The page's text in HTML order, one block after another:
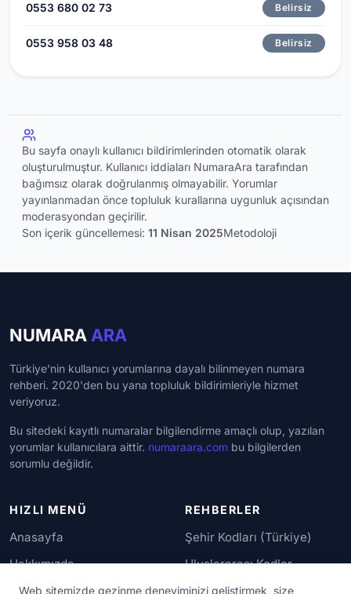
Web sitemizde gezinme deneyiminizi geliştirmek, size
0553 680 02 73 Belirsiz
0553 958 03 48 Belirsiz
Bu sayfa onaylı kullanıcı bildirimlerinden otomatik olarak
oluşturulmuştur. Kullanıcı iddiaları NumaraAra tarafından
bağımsız olarak doğrulanmış olmayabilir. Yorumlar
yayınlanmadan önce topluluk kurallarına uygunluk açısından
moderasyondan geçirilir.
Son içerik güncellemesi: 11 Nisan 2025Metodoloji
NUMARA ARA
Türkiye'nin kullanıcı yorumlarına dayalı bilinmeyen numara
rehberi. 2020'den bu yana topluluk bildirimleriyle hizmet
veriyoruz.
Bu sitedeki kayıtlı numaralar bilgilendirme amaçlı olup, yazılan
yorumlar kullanıcılara aittir. numaraara.com bu bilgilerden
sorumlu değildir.
HIZLI MENÜ
Anasayfa
Hakkımızda
İletişim
REHBERLER
Şehir Kodları (Türkiye)
Uluslararası Kodlar
Güvenilir Numaralar